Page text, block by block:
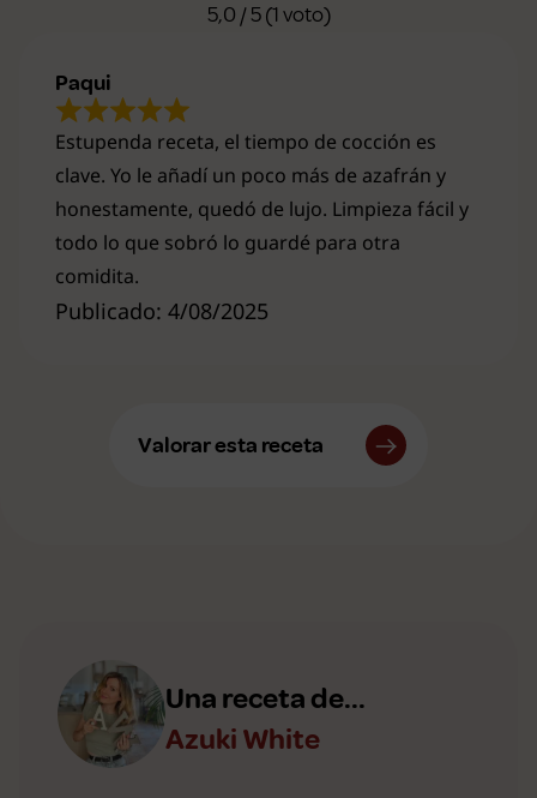
5,0 / 5 (1 voto)
Publicado: 4/08/2025
Estupenda receta, el tiempo de cocción es
clave. Yo le añadí un poco más de azafrán y
honestamente, quedó de lujo. Limpieza fácil y
todo lo que sobró lo guardé para otra
comidita.
Paqui
Valorar esta receta
Una receta de...
Azuki White